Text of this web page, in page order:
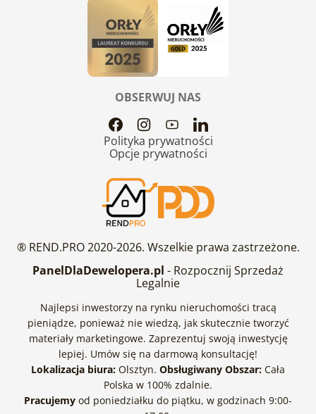
® REND.PRO 2020-2026. Wszelkie prawa zastrzeżone.
PanelDlaDewelopera.pl - Rozpocznij Sprzedaż
Legalnie
Najlepsi inwestorzy na rynku nieruchomości tracą
pieniądze, ponieważ nie wiedzą, jak skutecznie tworzyć
materiały marketingowe. Zaprezentuj swoją inwestycję
lepiej. Umów się na darmową konsultację!
Lokalizacja biura: Olsztyn. Obsługiwany Obszar: Cała
Polska w 100% zdalnie.
Pracujemy od poniedziałku do piątku, w godzinach 9:00-
OBSERWUJ NAS
Polityka prywatności
Opcje prywatności